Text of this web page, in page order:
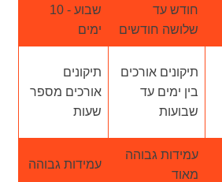
חודש עד
שלושה חודשים
שבוע - 10
ימים
תיקונים אורכים
בין ימים עד
שבועות
תיקונים
אורכים מספר
שעות
עמידות גבוהה
מאוד
עמידות גבוהה